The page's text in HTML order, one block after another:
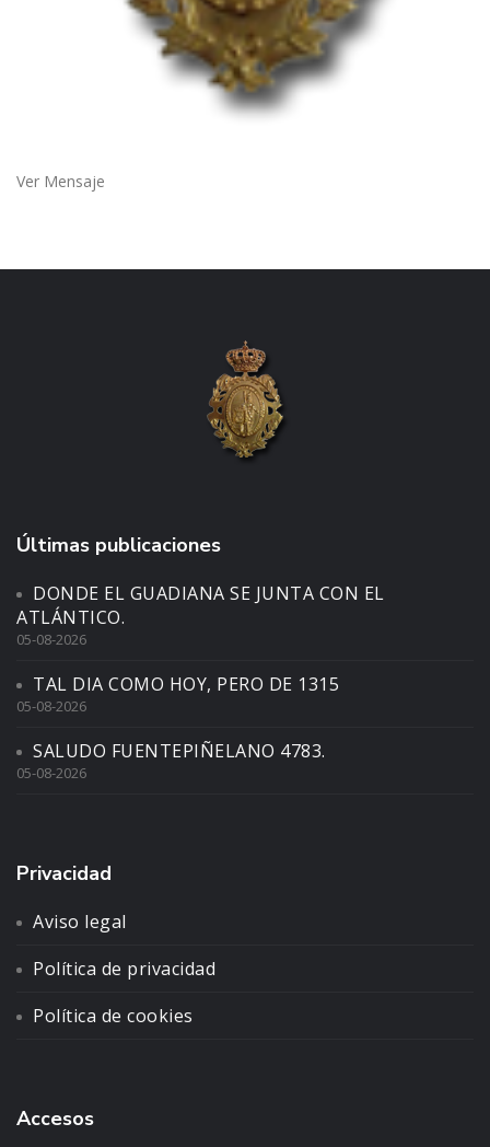
Ver Mensaje
Últimas publicaciones
DONDE EL GUADIANA SE JUNTA CON EL
ATLÁNTICO.
05-08-2026
TAL DIA COMO HOY, PERO DE 1315
05-08-2026
SALUDO FUENTEPIÑELANO 4783.
05-08-2026
Privacidad
Aviso legal
Política de privacidad
Política de cookies
Accesos